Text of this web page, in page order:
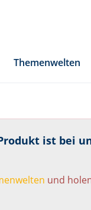
Themenwelten
ist bei
und